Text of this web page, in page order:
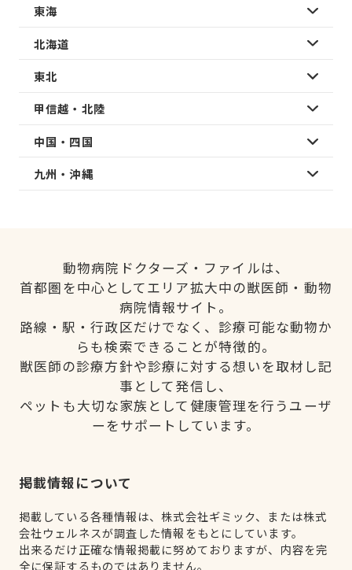
東海
北海道
東北
甲信越・北陸
中国・四国
九州・沖縄
動物病院ドクターズ・ファイルは、
首都圏を中心としてエリア拡大中の獣医師・動物
病院情報サイト。
路線・駅・行政区だけでなく、診療可能な動物か
らも検索できることが特徴的。
獣医師の診療方針や診療に対する想いを取材し記
事として発信し、
ペットも大切な家族として健康管理を行うユーザ
ーをサポートしています。
掲載情報について
掲載している各種情報は、株式会社ギミック、または株式
会社ウェルネスが調査した情報をもとにしています。
出来るだけ正確な情報掲載に努めておりますが、内容を完
全に保証するものではありません。